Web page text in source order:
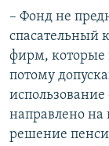
– Фонд не
спасательный
фирм, которые
потому
направлено на
решение